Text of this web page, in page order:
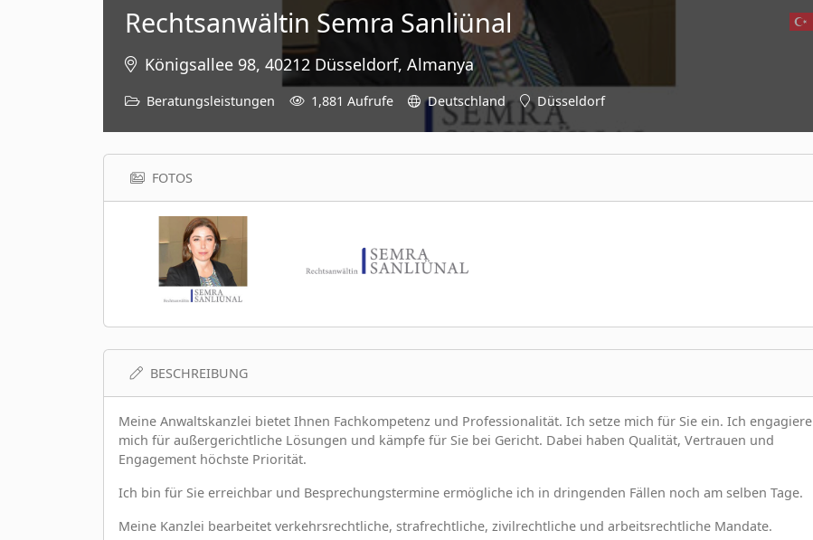
Rechtsanwältin Semra Sanliünal
Königsallee 98, 40212 Düsseldorf, Almanya
Beratungsleistungen 1,881 Aufrufe Deutschland Düsseldorf
FOTOS
BESCHREIBUNG
Meine Anwaltskanzlei bietet Ihnen Fachkompetenz und Professionalität. Ich setze mich für Sie ein. Ich engagiere
mich für außergerichtliche Lösungen und kämpfe für Sie bei Gericht. Dabei haben Qualität, Vertrauen und
Engagement höchste Priorität.
Ich bin für Sie erreichbar und Besprechungstermine ermögliche ich in dringenden Fällen noch am selben Tage.
Meine Kanzlei bearbeitet verkehrsrechtliche, strafrechtliche, zivilrechtliche und arbeitsrechtliche Mandate.